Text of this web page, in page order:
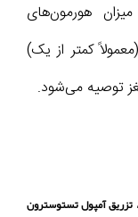
هورمون‌های
کمتر از یک)
تزریق آمپول تستوسترون